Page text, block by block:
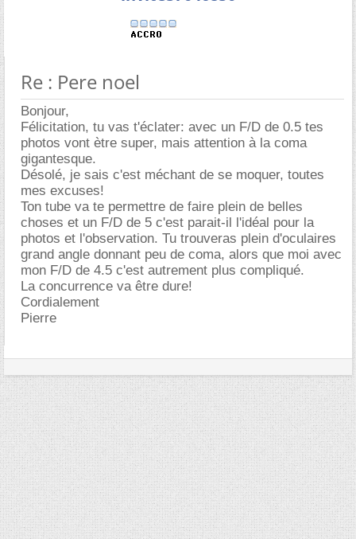
Re : Pere noel
Bonjour,
Félicitation, tu vas t'éclater: avec un F/D de 0.5 tes
photos vont ètre super, mais attention à la coma
gigantesque.
Désolé, je sais c'est méchant de se moquer, toutes
mes excuses!
Ton tube va te permettre de faire plein de belles
choses et un F/D de 5 c'est parait-il l'idéal pour la
photos et l'observation. Tu trouveras plein d'oculaires
grand angle donnant peu de coma, alors que moi avec
mon F/D de 4.5 c'est autrement plus compliqué.
La concurrence va être dure!
Cordialement
Pierre